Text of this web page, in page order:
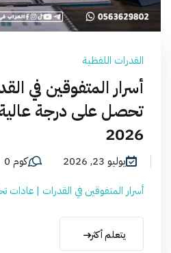
القدرات اللفظية
أسرار المتفوقين في
تحصل على درجة
2026
يوليو 23, 2026
كوم 0
أسرار المتفوقين في القدرات |
يتعلم أكثر